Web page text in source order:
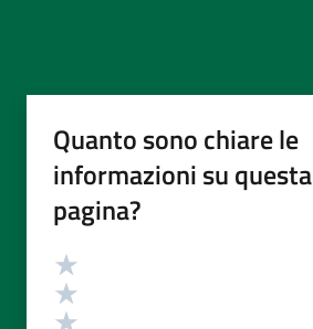
Quanto sono chiare le
informazioni su questa
pagina?
Valutazione